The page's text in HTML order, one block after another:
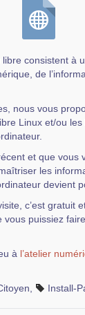
consistent à
de
nous vous
Linux et/ou
et que vous
les
devient
c’est gratuit
vous puissiez
à l’atelier
Install-